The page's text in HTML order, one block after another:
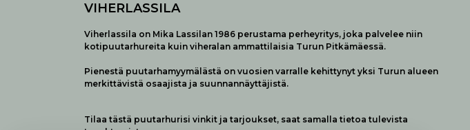
VIHERLASSILA
Viherlassila on Mika Lassilan 1986 perustama perheyritys, joka palvelee niin
kotipuutarhureita kuin viheralan ammattilaisia Turun Pitkämäessä.
Pienestä puutarhamyymälästä on vuosien varralle kehittynyt yksi Turun alueen
merkittävistä osaajista ja suunnannäyttäjistä.
Tilaa tästä puutarhurisi vinkit ja tarjoukset, saat samalla tietoa tulevista